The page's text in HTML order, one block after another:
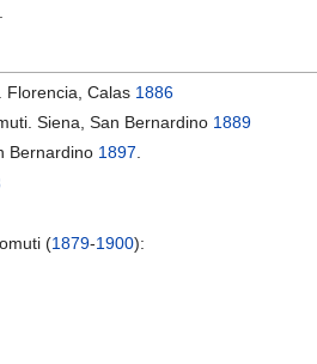
Florencia, Calas 1886
Siena, San Bernardino 1889
Bernardino 1897.
(1879-1900):